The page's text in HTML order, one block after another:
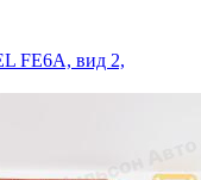
FE6A, вид 2,